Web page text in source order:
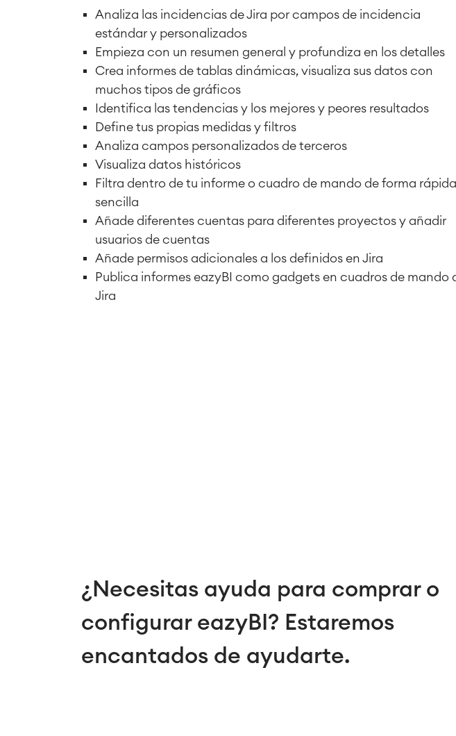
Analiza las incidencias de Jira por campos de incidencia
estándar y personalizados
Empieza con un resumen general y profundiza en los detalles
Crea informes de tablas dinámicas, visualiza sus datos con
muchos tipos de gráficos
Identifica las tendencias y los mejores y peores resultados
Define tus propias medidas y filtros
Analiza campos personalizados de terceros
Visualiza datos históricos
Filtra dentro de tu informe o cuadro de mando de forma
sencilla
Añade diferentes cuentas para diferentes proyectos y añadir
usuarios de cuentas
Añade permisos adicionales a los definidos en Jira
Publica informes eazyBI como gadgets en cuadros de mando
Jira
¿Necesitas ayuda para comprar o
configurar eazyBI? Estaremos
encantados de ayudarte.